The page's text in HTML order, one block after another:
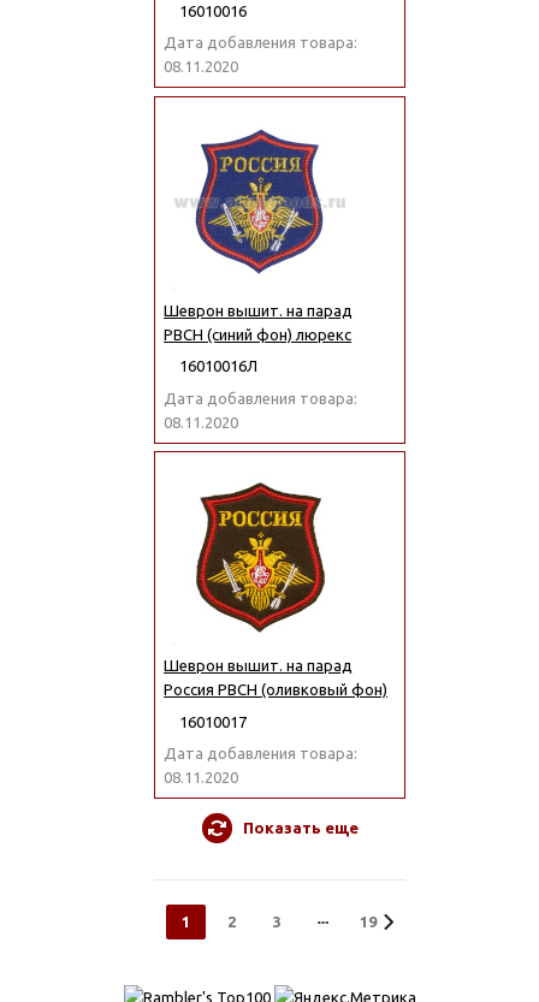
16010016
Дата добавления товара:
08.11.2020
Шеврон вышит. на парад
РВСН (синий фон) люрекс
16010016Л
Дата добавления товара:
08.11.2020
Шеврон вышит. на парад
Россия РВСН (оливковый фон)
16010017
Дата добавления товара:
08.11.2020
Показать еще
1 2 3 19